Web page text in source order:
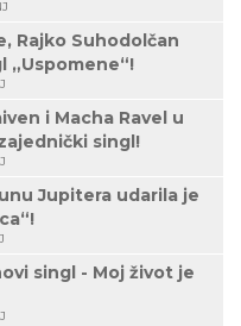
Rajko Suhodolčan
„Uspomene“!
i Macha Ravel u
singl!
Jupitera udarila je
singl - Moj život je